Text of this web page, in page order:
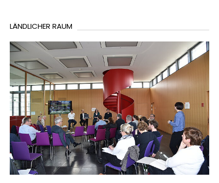
LÄNDLICHER RAUM